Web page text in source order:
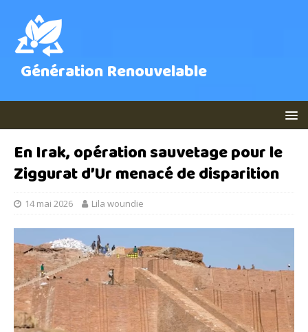
Génération Renouvelable
En Irak, opération sauvetage pour le
Ziggurat d’Ur menacé de disparition
14 mai 2026 Lila woundie